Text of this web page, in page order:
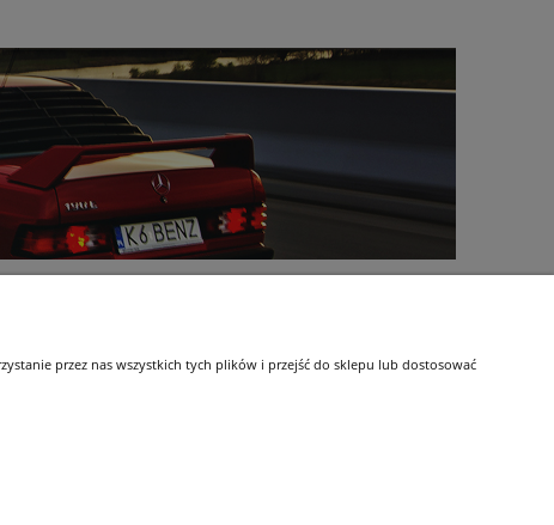
przez nas wszystkich tych plików i przejść do sklepu lub dostosować